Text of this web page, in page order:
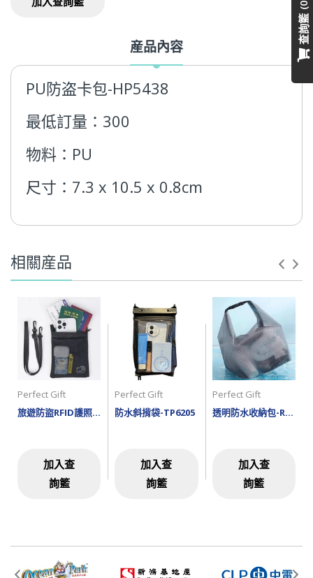
産品內容
PU防盗卡包-HP5438
最低訂量：300
物料：PU
尺寸：7.3 x 10.5 x 0.8cm
相關産品
Perfect Gift
旅遊防盜RFID護照證件袋-TP6301
加入查
詢籃
Perfect Gift
防水斜揹袋-TP6205
加入查
詢籃
Perfect Gift
透明防水收納包-RB1339
加入查
詢籃
查詢籃
0